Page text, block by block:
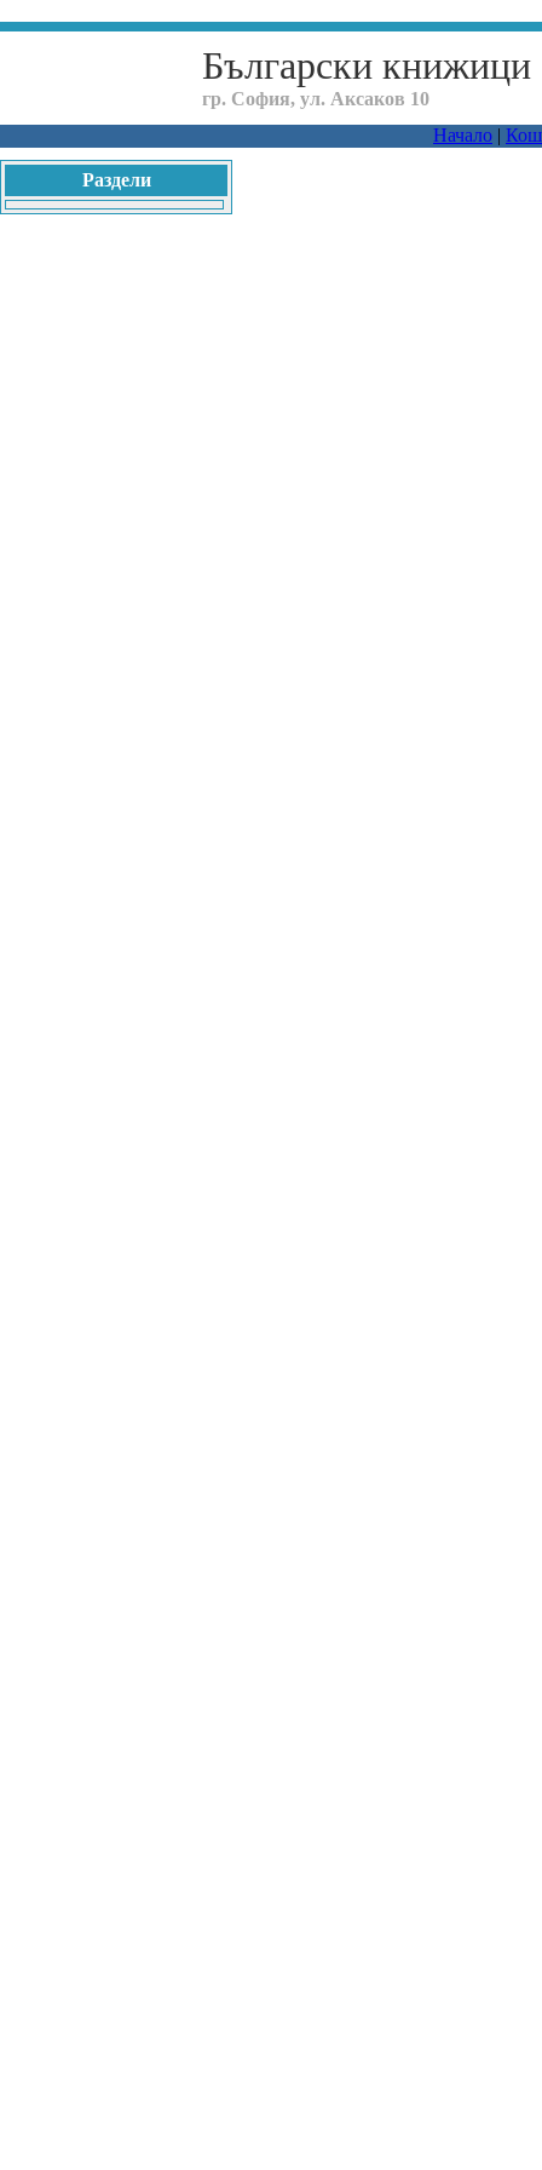
Български книжици
гр. София, ул. Аксаков 10
Начало |
Раздели